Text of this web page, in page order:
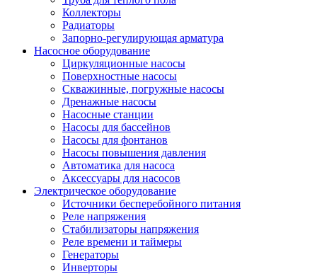
Коллекторы
Радиаторы
Запорно-регулирующая арматура
Насосное оборудование
Циркуляционные насосы
Поверхностные насосы
Скважинные, погружные насосы
Дренажные насосы
Насосные станции
Насосы для бассейнов
Насосы для фонтанов
Насосы повышения давления
Автоматика для насоса
Аксессуары для насосов
Электрическое оборудование
Источники бесперебойного питания
Реле напряжения
Стабилизаторы напряжения
Реле времени и таймеры
Генераторы
Инверторы